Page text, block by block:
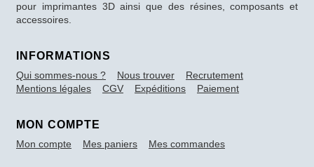
pour imprimantes 3D ainsi que des résines, composants et
accessoires.
INFORMATIONS
Qui sommes-nous ? Nous trouver
Recrutement
Mentions légales
CGV Expéditions Paiement
MON COMPTE
Mon compte Mes paniers Mes commandes